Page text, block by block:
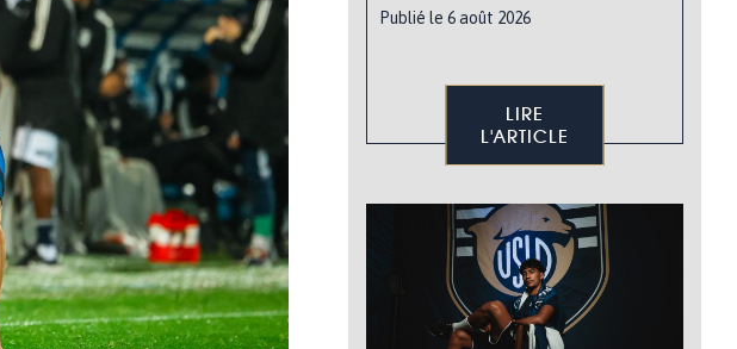
Publié le 6 août 2026
LIRE
L'ARTICLE